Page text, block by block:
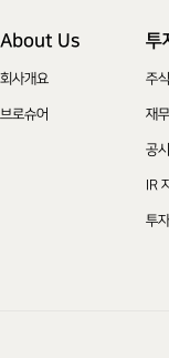
About Us
회사개요
브로슈어
투
주
재
공
IR
투